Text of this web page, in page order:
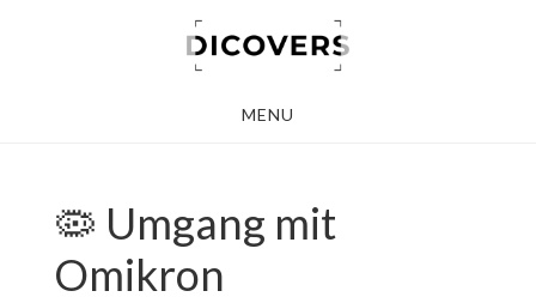
MENU
🦠 Umgang mit
Omikron